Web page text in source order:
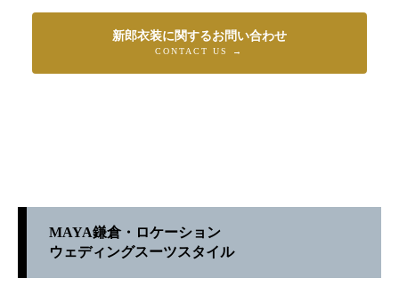
新郎衣装に関するお問い合わせ
CONTACT US →
MAYA鎌倉・ロケーション
ウェディングスーツスタイル